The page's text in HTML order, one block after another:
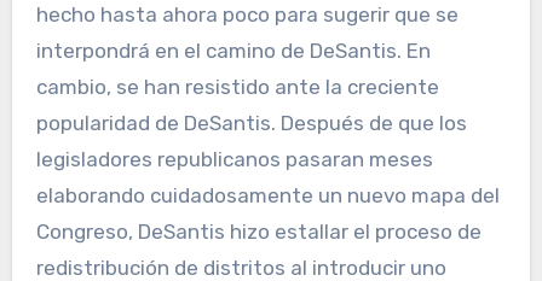
hecho hasta ahora poco para sugerir que se
interpondrá en el camino de DeSantis. En
cambio, se han resistido ante la creciente
popularidad de DeSantis. Después de que los
legisladores republicanos pasaran meses
elaborando cuidadosamente un nuevo mapa del
Congreso, DeSantis hizo estallar el proceso de
redistribución de distritos al introducir uno